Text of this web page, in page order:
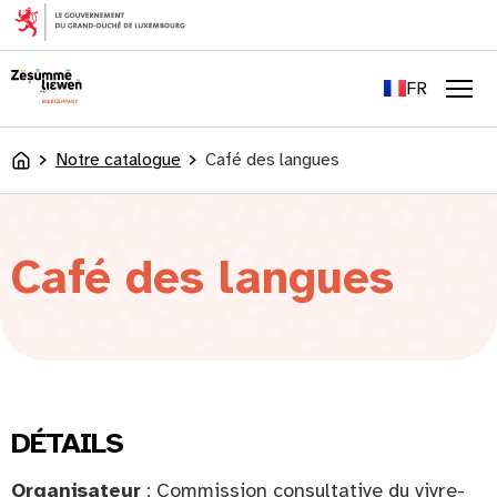
principal
FR
LU
AccueilNotre catalogue Café des langues
Café des langues
DÉTAILS
Organisateur : Commission consultative du vivre-